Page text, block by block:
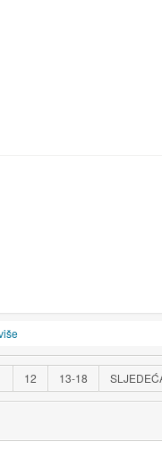
12 13-18